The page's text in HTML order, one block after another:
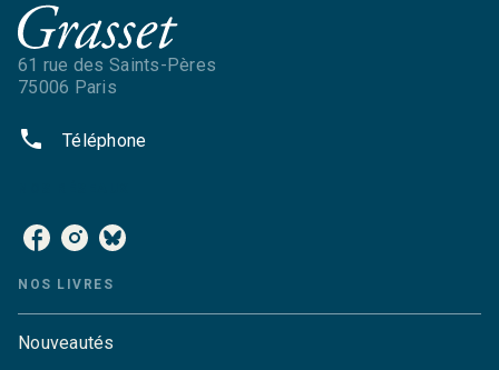
61 rue des Saints-Pères
75006 Paris
phone Téléphone
NOS LIVRES
Nouveautés